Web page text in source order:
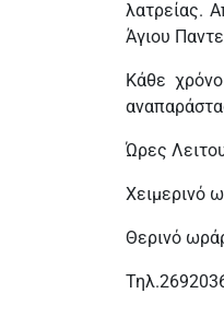
λατρείας.
Άγιου
Κάθε
Ώρες
Χειμερινό
Θερινό